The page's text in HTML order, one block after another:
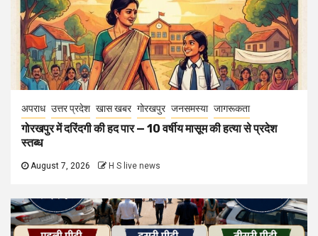
अपराध उत्तर प्रदेश खास खबर गोरखपुर जनसमस्या जागरूकता
गोरखपुर में दरिंदगी की हद पार — 10 वर्षीय मासूम की हत्या से प्रदेश
स्तब्ध
August 7, 2026 H S live news